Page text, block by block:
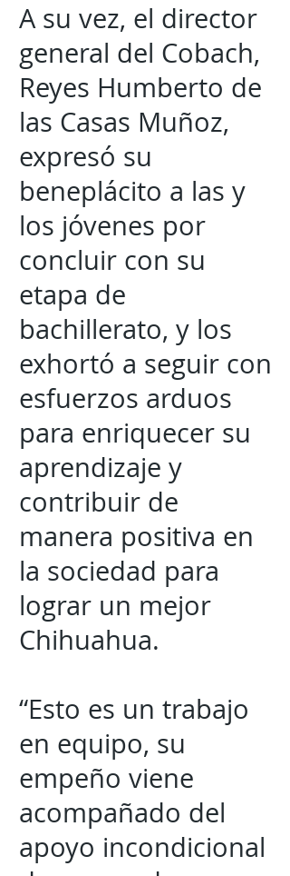
A su vez, el director
general del Cobach,
Reyes Humberto de
las Casas Muñoz,
expresó su
beneplácito a las y
los jóvenes por
concluir con su
etapa de
bachillerato, y los
exhortó a seguir con
esfuerzos arduos
para enriquecer su
aprendizaje y
contribuir de
manera positiva en
la sociedad para
lograr un mejor
Chihuahua.
“Esto es un trabajo
en equipo, su
empeño viene
acompañado del
apoyo incondicional